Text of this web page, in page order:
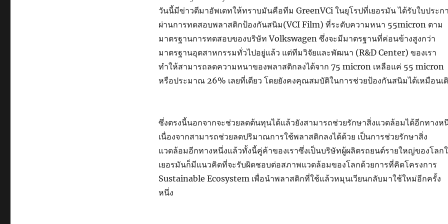
วันนี้มีข่าวดีมาอัพเดทให้ทราบมันคือทีม GreenVCi ในยุโรปที่เยอรมัน ได้รับใบประก
ผ่านการทดสอบพลาสติกป้องกันสนิม(VCI Film) ที่ระดับความหนา 55micron ตาม
มาตรฐานการทดสอบของบริษัท Volkswagen ซึ่งจะมีมาตรฐานที่ค่อนข้างสูงกว่า
มาตรฐานอุตสาหกรรมทั่วไปอยู่แล้ว แต่ทีมวิจัยและพัฒนา (R&D Center) ของเรา
ทำให้สามารถลดความหนาของพลาสติกลงได้จาก 75 micron เหลือแค่ 55 micron
หรือประมาณ 26% เลยที่เดียว โดยยังคงคุณสมบัติในการช่วยป้องกันสนิมได้เหมือนเ
ซึ่งตรงนี้นอกจากจะช่วยลดต้นทุนได้แล้วยังสามารถช่วยรักษาสิ่งแวดล้อมได้อีกทางห
เนื่องจากสามารถช่วยลดปริมาณการใช้พลาสติกลงได้ด้วย เป็นการช่วยรักษาสิ่ง
แวดล้อมอีกทางหนึ่งแล้วทั้งนี้คู่ค้าของเราซึ่งเป็นบริษัทผู้ผลิตรถยนต์รายใหญ่ของโลก
เยอรมันก็มีแนวคิดที่จะรับผิดชอบต่อสภาพแวดล้อมของโลกด้วยการที่คิดโครงการ
Sustainable Ecosystem เพื่อนำพลาสติกที่ใช้แล้วหมุนเวียนกลับมาใช้ใหม่อีกครั้ง
หนึ่ง